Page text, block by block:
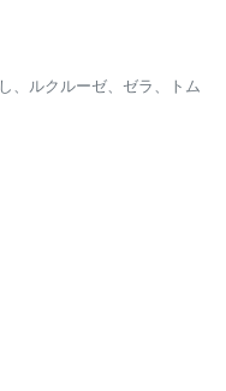
、ルクルーゼ、ゼラ、トム